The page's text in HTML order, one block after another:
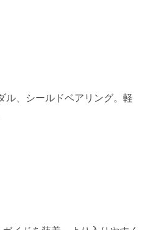
ル、シールドベアリング。軽